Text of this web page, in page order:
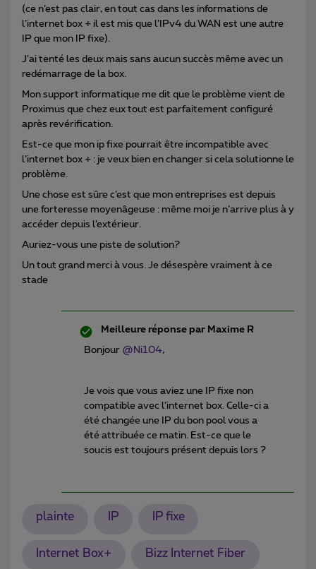
(ce n’est pas clair, en tout cas dans les informations de
l’internet box + il est mis que l’IPv4 du WAN est une autre
IP que mon IP fixe).
J’ai tenté les deux mais sans aucun succès même avec un
redémarrage de la box.
Mon support informatique me dit que le problème vient de
Proximus que chez eux tout est parfaitement configuré
après revérification.
Est-ce que mon ip fixe pourrait être incompatible avec
l’internet box + : je veux bien en changer si cela solutionne le
problème.
Une chose est sûre c’est que mon entreprises est depuis
une forteresse moyenâgeuse : même moi je n’arrive plus à y
accéder depuis l’extérieur.
Auriez-vous une piste de solution?
Un tout grand merci à vous. Je désespère vraiment à ce
stade
Meilleure réponse par Maxime R
Bonjour ​ @Ni104,
Je vois que vous aviez une IP fixe non
compatible avec l’internet box. Celle-ci a
été changée une IP du bon pool vous a
été attribuée ce matin. Est-ce que le
soucis est toujours présent depuis lors ?
plainte IP IP fixe
Internet Box+ Bizz Internet Fiber